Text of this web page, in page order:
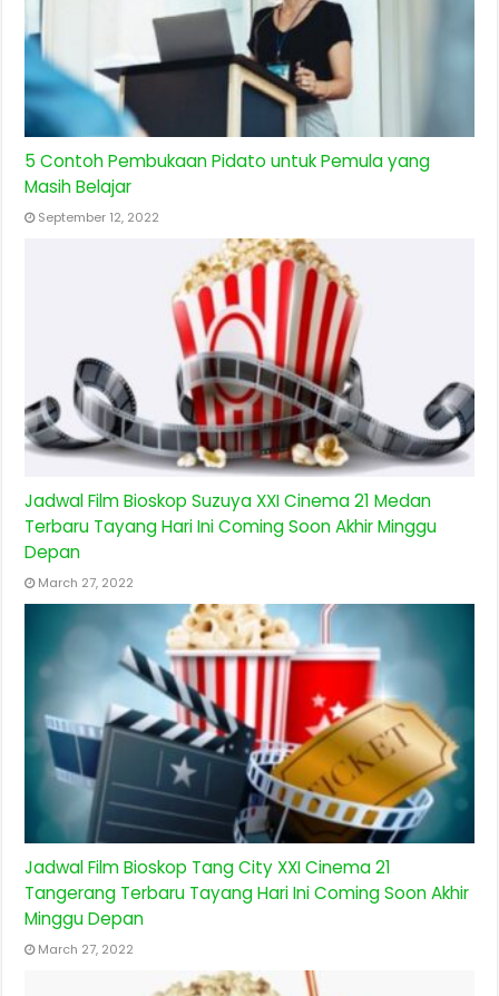
5 Contoh Pembukaan Pidato untuk Pemula yang
Masih Belajar
September 12, 2022
Jadwal Film Bioskop Suzuya XXI Cinema 21 Medan
Terbaru Tayang Hari Ini Coming Soon Akhir Minggu
Depan
March 27, 2022
Jadwal Film Bioskop Tang City XXI Cinema 21
Tangerang Terbaru Tayang Hari Ini Coming Soon Akhir
Minggu Depan
March 27, 2022